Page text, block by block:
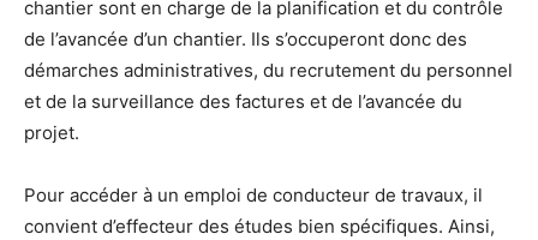
chantier sont en charge de la planification et du contrôle
de l’avancée d’un chantier. Ils s’occuperont donc des
démarches administratives, du recrutement du personnel
et de la surveillance des factures et de l’avancée du
projet.
Pour accéder à un emploi de conducteur de travaux, il
convient d’effecteur des études bien spécifiques. Ainsi,